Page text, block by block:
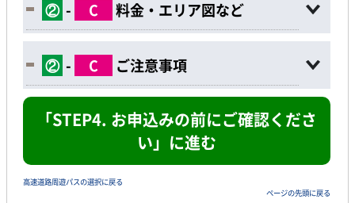
② - C 料金・エリア図など
② - C ご注意事項
「STEP4. お申込みの前にご確認くださ
い」に進む
高速道路周遊パスの選択に戻る
ページの先頭に戻る